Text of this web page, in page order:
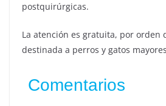
postquirúrgicas.
La atención es gratuita, por orden
destinada a perros y gatos
Comentarios